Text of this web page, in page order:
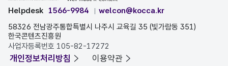
Helpdesk 1566-9984
welcon@kocca.kr
58326 전남광주통합특별시 나주시 교육길 35 (빛가람동 351)
한국콘텐츠진흥원
사업자등록번호 105-82-17272
개인정보처리방침
이용약관